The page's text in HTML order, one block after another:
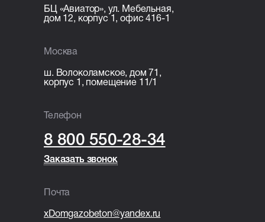
БЦ «Авиатор», ул. Мебельная,
дом 12, корпус 1, офис 416-1
xDomgazobeton@yandex.ru
Почта
ш. Волоколамское, дом 71,
корпус 1, помещение 11/1
8 800 550-28-34
Москва
Заказать звонок
Заказать звонок
Телефон